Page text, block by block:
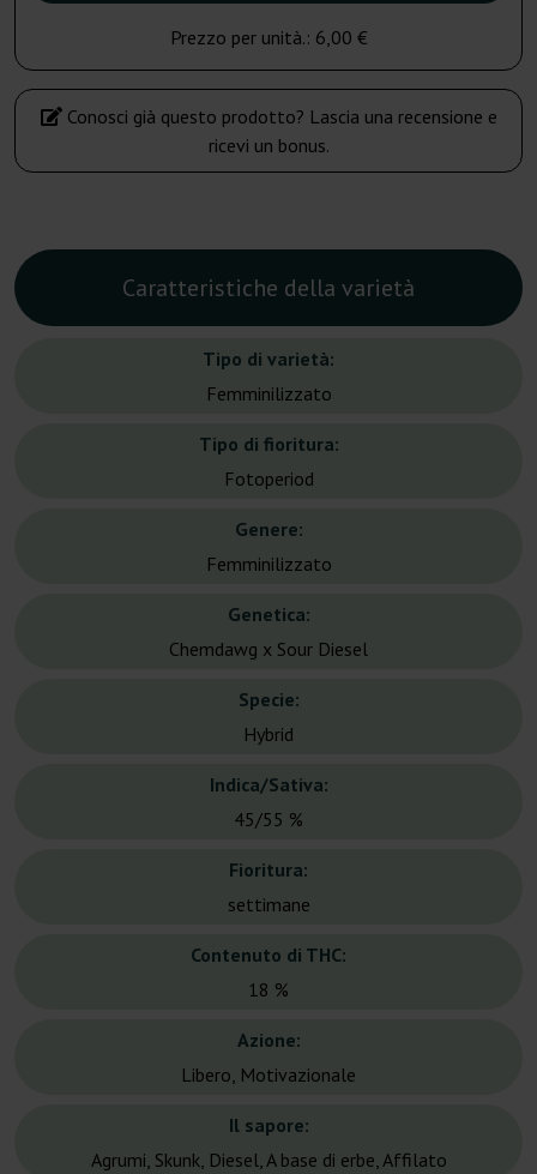
Prezzo per unità.: 6,00 €
Conosci già questo prodotto? Lascia una recensione e
ricevi un bonus.
Caratteristiche della varietà
Tipo di varietà:
Femminilizzato
Tipo di fioritura:
Fotoperiod
Genere:
Femminilizzato
Genetica:
Chemdawg x Sour Diesel
Specie:
Hybrid
Indica/Sativa:
45/55 %
Fioritura:
settimane
Contenuto di THC:
18 %
Azione:
Libero, Motivazionale
Il sapore:
Agrumi, Skunk, Diesel, A base di erbe, Affilato